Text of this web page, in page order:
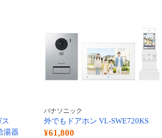
ス
湯器
パナソニック
外でもドアホン VL-SWE720KS
¥61,800